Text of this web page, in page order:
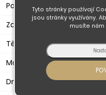
Poštovní schránky,
Zavírače, ramínka,
Těsnění dveřní, okenní,
Madla
Držáky madla
Tyto stránky používají
jsou stránky využívány.
musíte